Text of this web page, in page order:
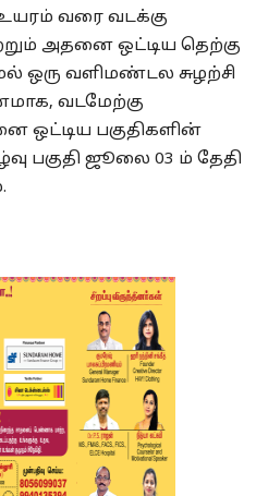
உயரம் வரை வடக்கு
அதனை ஒட்டிய தெற்கு
ஒரு வளிமண்டல சுழற்சி
வடமேற்கு
ஒட்டிய பகுதிகளின்
பகுதி ஜூலை 03 ம் தேதி